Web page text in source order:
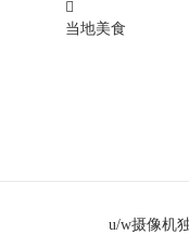

当地美食
u/w摄像机